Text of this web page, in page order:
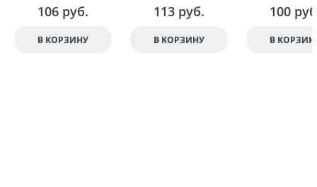
106 руб.
В КОРЗИНУ
113 руб.
В КОРЗИНУ
100
В